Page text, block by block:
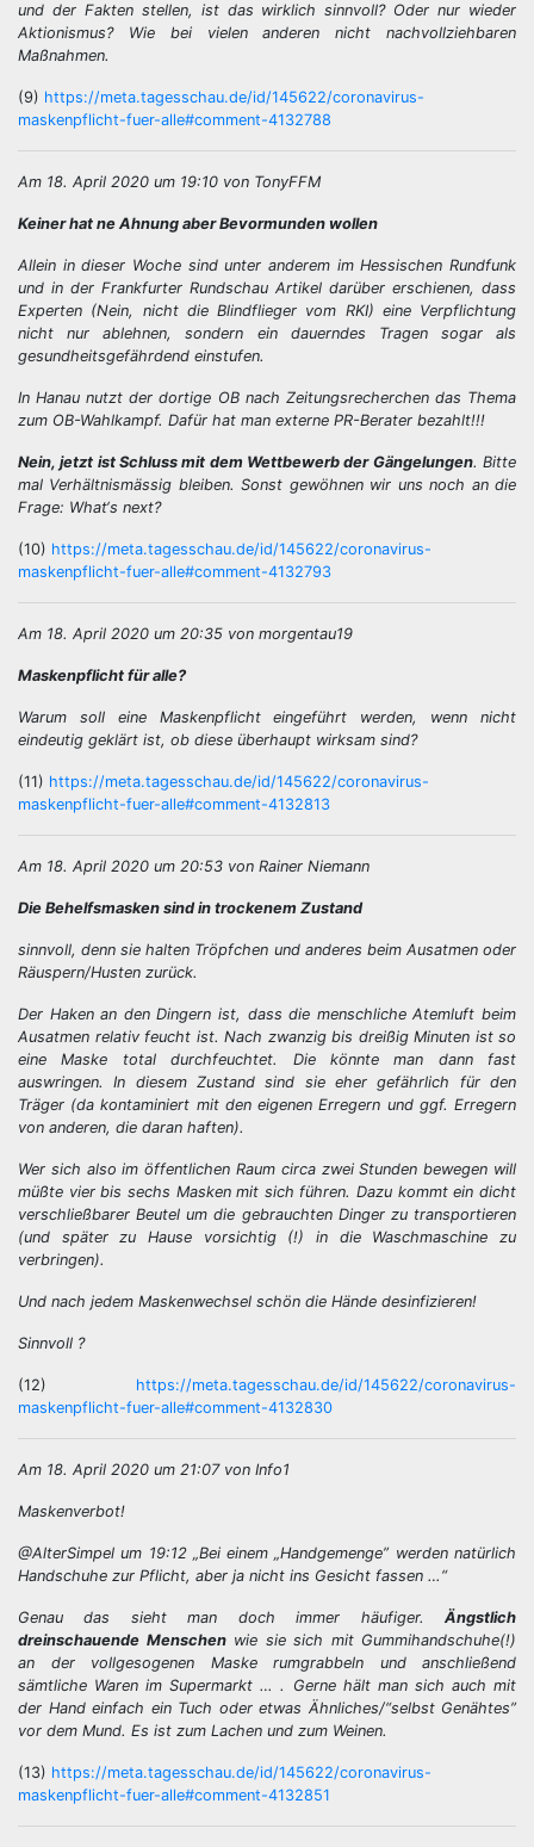
und der Fakten stellen, ist das wirklich sinnvoll? Oder nur wieder
Aktionismus? Wie bei vielen anderen nicht nachvollziehbaren
Maßnahmen.
(9) https://meta.tagesschau.de/id/145622/coronavirus-
maskenpflicht-fuer-alle#comment-4132788
Am 18. April 2020 um 19:10 von TonyFFM
Keiner hat ne Ahnung aber Bevormunden wollen
Allein in dieser Woche sind unter anderem im Hessischen Rundfunk
und in der Frankfurter Rundschau Artikel darüber erschienen, dass
Experten (Nein, nicht die Blindflieger vom RKI) eine Verpflichtung
nicht nur ablehnen, sondern ein dauerndes Tragen sogar als
gesundheitsgefährdend einstufen.
In Hanau nutzt der dortige OB nach Zeitungsrecherchen das Thema
zum OB-Wahlkampf. Dafür hat man externe PR-Berater bezahlt!!!
Nein, jetzt ist Schluss mit dem Wettbewerb der Gängelungen. Bitte
mal Verhältnismässig bleiben. Sonst gewöhnen wir uns noch an die
Frage: What‘s next?
(10) https://meta.tagesschau.de/id/145622/coronavirus-
maskenpflicht-fuer-alle#comment-4132793
Am 18. April 2020 um 20:35 von morgentau19
Maskenpflicht für alle?
Warum soll eine Maskenpflicht eingeführt werden, wenn nicht
eindeutig geklärt ist, ob diese überhaupt wirksam sind?
(11) https://meta.tagesschau.de/id/145622/coronavirus-
maskenpflicht-fuer-alle#comment-4132813
Am 18. April 2020 um 20:53 von Rainer Niemann
Die Behelfsmasken sind in trockenem Zustand
sinnvoll, denn sie halten Tröpfchen und anderes beim Ausatmen oder
Räuspern/Husten zurück.
Der Haken an den Dingern ist, dass die menschliche Atemluft beim
Ausatmen relativ feucht ist. Nach zwanzig bis dreißig Minuten ist so
eine Maske total durchfeuchtet. Die könnte man dann fast
auswringen. In diesem Zustand sind sie eher gefährlich für den
Träger (da kontaminiert mit den eigenen Erregern und ggf. Erregern
von anderen, die daran haften).
Wer sich also im öffentlichen Raum circa zwei Stunden bewegen will
müßte vier bis sechs Masken mit sich führen. Dazu kommt ein dicht
verschließbarer Beutel um die gebrauchten Dinger zu transportieren
(und später zu Hause vorsichtig (!) in die Waschmaschine zu
verbringen).
Und nach jedem Maskenwechsel schön die Hände desinfizieren!
Sinnvoll ?
(12) https://meta.tagesschau.de/id/145622/coronavirus-
maskenpflicht-fuer-alle#comment-4132830
Am 18. April 2020 um 21:07 von Info1
Maskenverbot!
@AlterSimpel um 19:12 „Bei einem „Handgemenge” werden natürlich
Handschuhe zur Pflicht, aber ja nicht ins Gesicht fassen …“
Genau das sieht man doch immer häufiger. Ängstlich
dreinschauende Menschenwie sie sich mit Gummihandschuhe(!)
an der vollgesogenen Maske rumgrabbeln und anschließend
sämtliche Waren im Supermarkt … . Gerne hält man sich auch mit
der Hand einfach ein Tuch oder etwas Ähnliches/“selbst Genähtes”
vor dem Mund. Es ist zum Lachen und zum Weinen.
(13) https://meta.tagesschau.de/id/145622/coronavirus-
maskenpflicht-fuer-alle#comment-4132851